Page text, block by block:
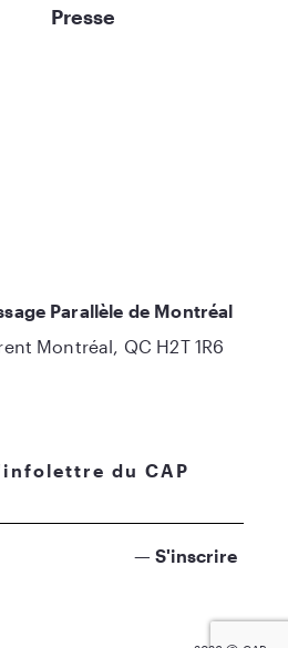
Presse
du CAP
Parallèle de Montréal
Montréal, QC H2T 1R6